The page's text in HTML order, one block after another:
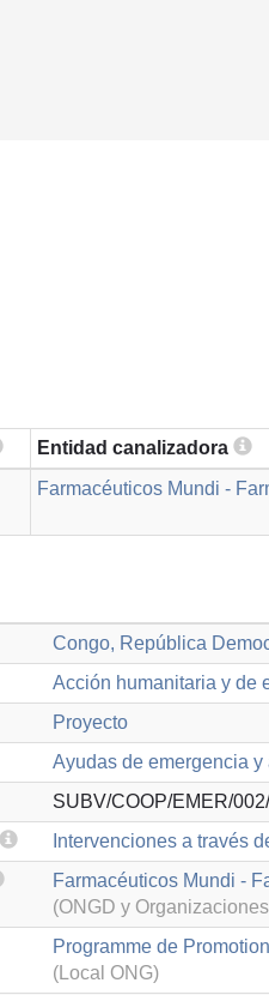
Entidad canalizadora
Farmacéuticos Mundi -
Congo, República
Acción humanitaria y de
Proyecto
Ayudas de emergencia
SUBV/COOP/EMER/
Intervenciones a través
Farmacéuticos Mundi -
(ONGD y
Programme de
(Local ONG)